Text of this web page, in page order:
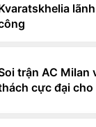
trận AC Milan
cực đại cho